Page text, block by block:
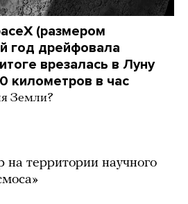
(размером
год дрейфовала
врезалась в Луну
километров в час
Земли?
территории научного